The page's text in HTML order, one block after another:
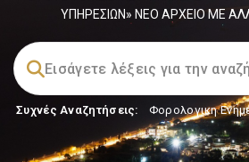
ΥΠΗΡΕΣΙΩΝ» ΝΕΟ ΑΡΧΕΙΟ ΜΕ
Συχνές Αναζητήσεις: Φορολογικη